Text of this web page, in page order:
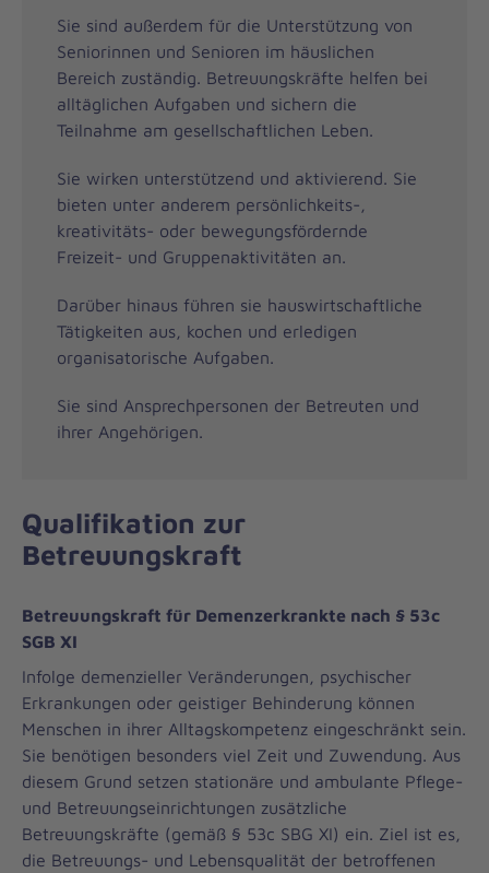
Sie sind außerdem für die Unterstützung von
Seniorinnen und Senioren im häuslichen
Bereich zuständig. Betreuungskräfte helfen bei
alltäglichen Aufgaben und sichern die
Teilnahme am gesellschaftlichen Leben.
Sie wirken unterstützend und aktivierend. Sie
bieten unter anderem persönlichkeits-,
kreativitäts- oder bewegungsfördernde
Freizeit- und Gruppenaktivitäten an.
Darüber hinaus führen sie hauswirtschaftliche
Tätigkeiten aus, kochen und erledigen
organisatorische Aufgaben.
Sie sind Ansprechpersonen der Betreuten und
ihrer Angehörigen.
Qualifikation zur
Betreuungskraft
Betreuungskraft für Demenzerkrankte nach § 53c
SGB XI
Infolge demenzieller Veränderungen, psychischer
Erkrankungen oder geistiger Behinderung können
Menschen in ihrer Alltagskompetenz eingeschränkt sein.
Sie benötigen besonders viel Zeit und Zuwendung. Aus
diesem Grund setzen stationäre und ambulante Pflege-
und Betreuungseinrichtungen zusätzliche
Betreuungskräfte (gemäß § 53c SBG XI) ein. Ziel ist es,
die Betreuungs- und Lebensqualität der betroffenen